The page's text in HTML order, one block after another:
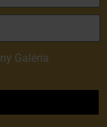
Galéria